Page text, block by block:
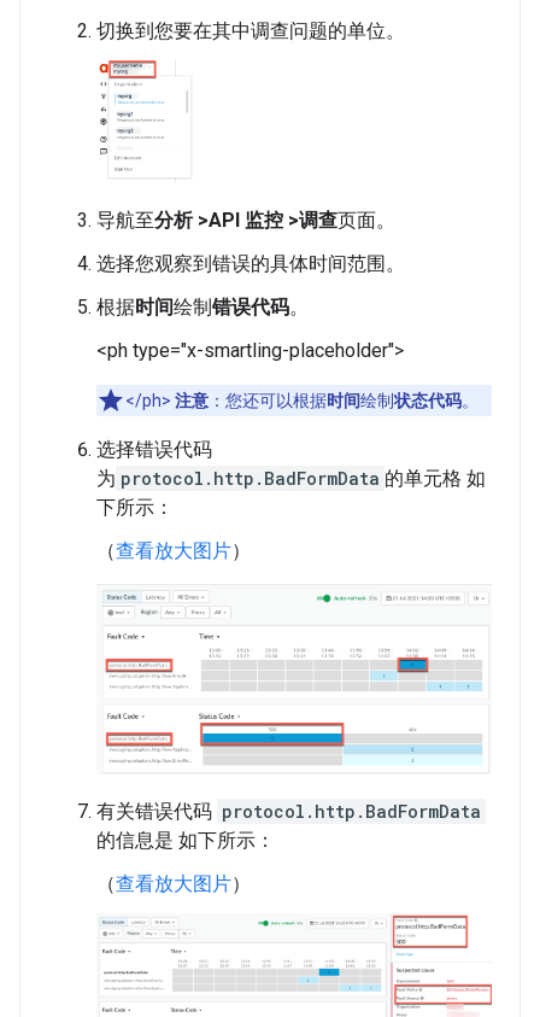
切换到您要在其中调查问题的单位。
导航至分析 >API 监控 >调查页面。
选择您观察到错误的具体时间范围。
根据时间绘制 错误代码。
<ph type="x-smartling-placeholder">
</ph> 注意 ：您还可以根据时间绘制状态代码。
选择错误代码
为 protocol.http.BadFormData 的单元格 如
下所示：
（查看放大图片）
有关错误代码 protocol.http.BadFormData
的信息是 如下所示：
（查看放大图片）